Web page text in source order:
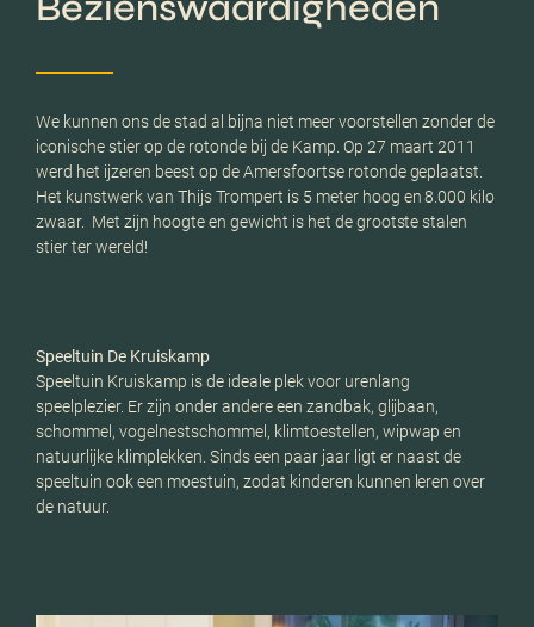
We kunnen ons de stad al bijna niet meer voorstellen zonder de
iconische stier op de rotonde bij de Kamp. Op 27 maart 2011
werd het ijzeren beest op de Amersfoortse rotonde geplaatst.
Het kunstwerk van Thijs Trompert is 5 meter hoog en 8.000 kilo
zwaar. Met zijn hoogte en gewicht is het de grootste stalen
stier ter wereld!
Speeltuin De Kruiskamp
Speeltuin Kruiskamp is de ideale plek voor urenlang
speelplezier. Er zijn onder andere een zandbak, glijbaan,
schommel, vogelnestschommel, klimtoestellen, wipwap en
natuurlijke klimplekken. Sinds een paar jaar ligt er naast de
speeltuin ook een moestuin, zodat kinderen kunnen leren over
de natuur.